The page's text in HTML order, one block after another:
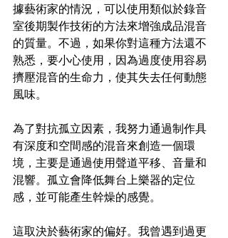
據藝術家的情況，可以使用類似於錄音
室後期製作技術的方法來增強成品混音
的質量。不過，如果你對這種方法還不
熟悉，要小心使用，因為過度使用容易
擠壓混音的生命力，使其失去任何動態
風味。
為了對抗孤立因素，我努力通過制作具
有深度和空間感的混音來創造一個環
境，主要是通過使用聲道平移、音量和
混響。孤立會降低舞台上樂器的定位
感，並可能產生幹燥的感覺。
這取決於藝術家的偏好。我曾遇到過更